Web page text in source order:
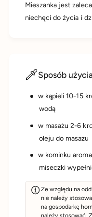
Mieszanka jest
niechęci do życia i
Sposób
w kąpieli 10-15
wodą
w masażu 2-6
oleju do masażu
w kominku
miseczki
Ze względu na
nie należy
na gospodarkę
należy stosować.